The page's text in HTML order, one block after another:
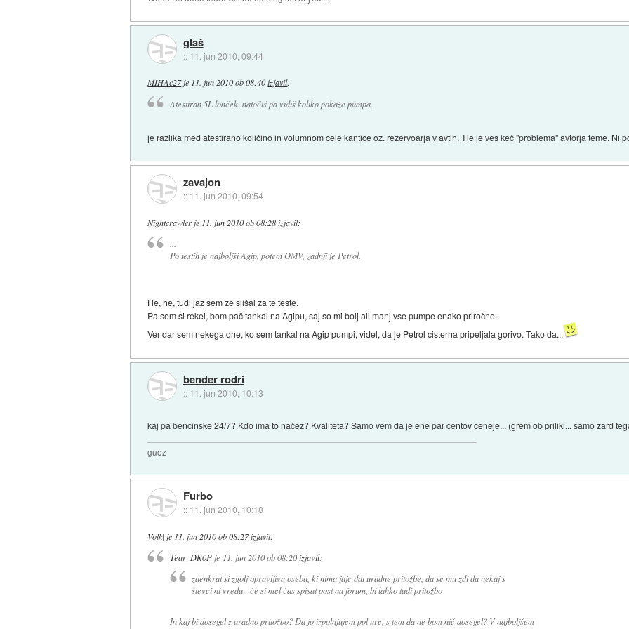
glaš
:: 11. jun 2010, 09:44
MIHAc27je 11. jun 2010 ob 08:40 izjavil:
Atestiran 5L lonček..natočiš pa vidiš koliko pokaže pumpa.
je razlika med atestirano količino in volumnom cele kantice oz. rezervoarja v avtih. Tle je ves keč "problema" avtorja teme. Ni
zavajon
:: 11. jun 2010, 09:54
Nightcrawler je 11. jun 2010 ob 08:28 izjavil:
...
Po testih je najboljši Agip, potem OMV, zadnji je Petrol.
He, he, tudi jaz sem že slišal za te teste.
Pa sem si rekel, bom pač tankal na Agipu, saj so mi bolj ali manj vse pumpe enako priročne.
Vendar sem nekega dne, ko sem tankal na Agip pumpi, videl, da je Petrol cisterna pripeljala gorivo. Tako da...
bender rodri
:: 11. jun 2010, 10:13
kaj pa bencinske 24/7? Kdo ima to načez? Kvaliteta? Samo vem da je ene par centov ceneje... (grem ob priliki... samo zard
guez
Furbo
:: 11. jun 2010, 10:18
Volk| je 11. jun 2010 ob 08:27izjavil:
Tear_DR0Pje 11. jun 2010 ob 08:20 izjavil:
zaenkrat si zgolj opravljiva oseba, ki nima jajc dat uradne pritožbe, da se mu zdi da nekaj s
števci ni vredu - če si mel čas spisat post na forum, bi lahko tudi pritožbo
In kaj bi dosegel z uradno pritožbo? Da jo izpolnjujem pol ure, s tem da ne bom nič dosegel? V najboljšem